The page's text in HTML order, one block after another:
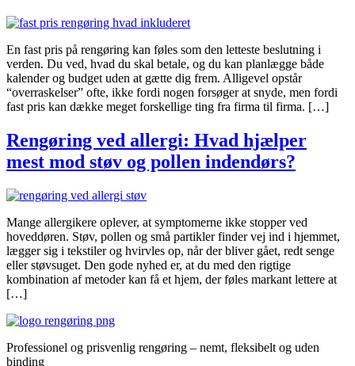
En fast pris på rengøring kan føles som den letteste beslutning i
verden. Du ved, hvad du skal betale, og du kan planlægge både
kalender og budget uden at gætte dig frem. Alligevel opstår
“overraskelser” ofte, ikke fordi nogen forsøger at snyde, men fordi
fast pris kan dække meget forskellige ting fra firma til firma. […]
Rengøring ved allergi: Hvad hjælper
mest mod støv og pollen indendørs?
Mange allergikere oplever, at symptomerne ikke stopper ved
hoveddøren. Støv, pollen og små partikler finder vej ind i hjemmet,
lægger sig i tekstiler og hvirvles op, når der bliver gået, redt senge
eller støvsuget. Den gode nyhed er, at du med den rigtige
kombination af metoder kan få et hjem, der føles markant lettere at
[…]
Professionel og prisvenlig rengøring – nemt, fleksibelt og uden
binding